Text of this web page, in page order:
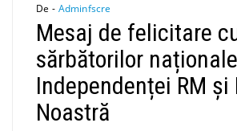
De - Adminfscre
Mesaj de felicitare
sărbătorilor
Independenței RM și
Noastră